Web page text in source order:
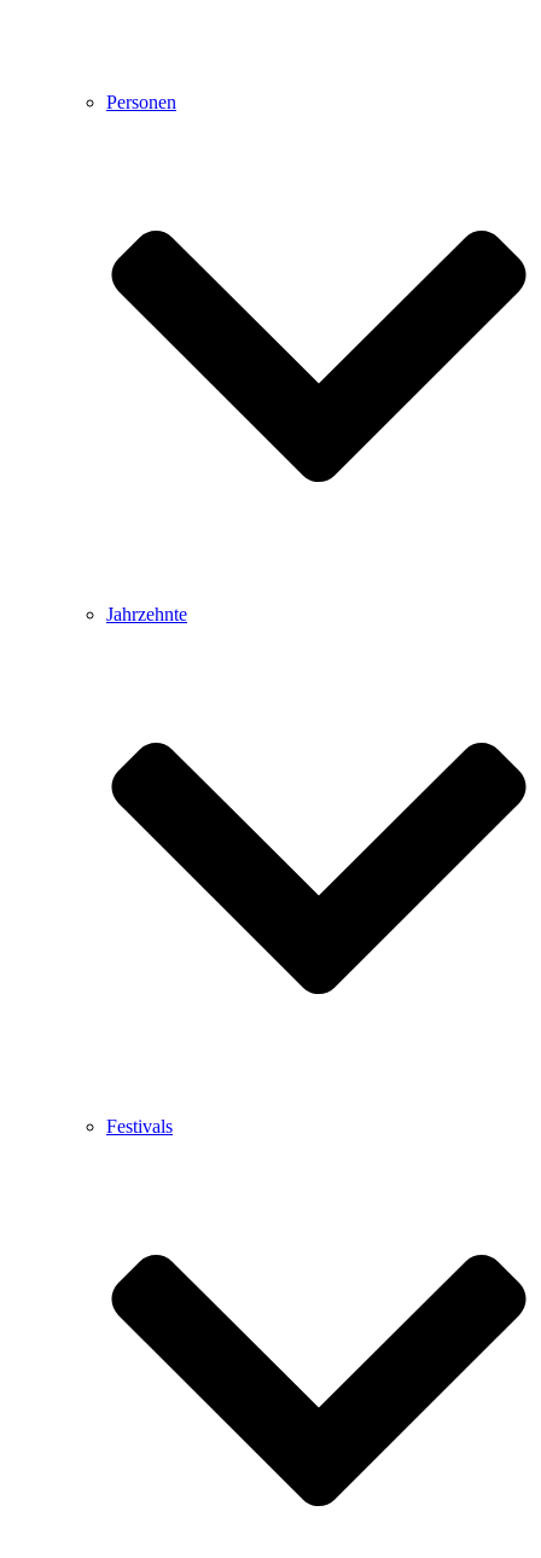
Personen
Jahrzehnte
Festivals